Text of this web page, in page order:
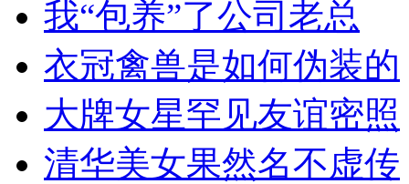
我“包养”了公司老总
衣冠禽兽是如何伪装的
大牌女星罕见友谊密照
清华美女果然名不虚传